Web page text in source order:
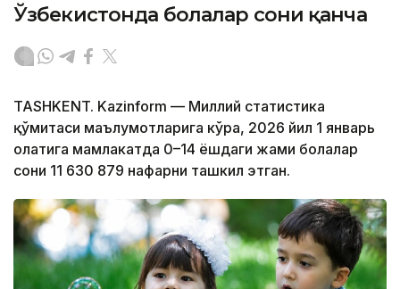
Ўзбекистонда болалар сони қанча
TASHKENT. Kazinform — Миллий статистика
қўмитаси маълумотларига кўра, 2026 йил 1 январь
ҳолатига мамлакатда 0–14 ёшдаги жами болалар
сони 11 630 879 нафарни ташкил этган.